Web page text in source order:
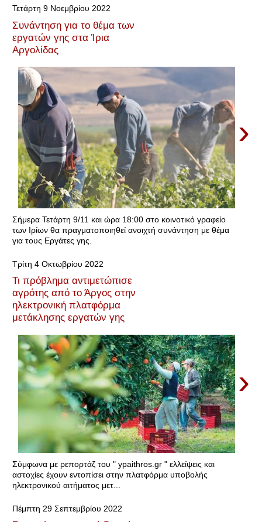
Τετάρτη 9 Νοεμβρίου 2022
Συνάντηση για το θέμα των
εργατών γης στα Ίρια
Αργολίδας
›
Σήμερα Τετάρτη 9/11 και ώρα 18:00 στο κοινοτικό γραφείο
των Ιρίων θα πραγματοποιηθεί ανοιχτή συνάντηση με θέμα
για τους Εργάτες γης.
Τρίτη 4 Οκτωβρίου 2022
Τι πρόβλημα αντιμετώπισε
αγρότης από το Άργος στην
ηλεκτρονική πλατφόρμα
μετάκλησης εργατών γης
›
Σύμφωνα με ρεπορτάζ του " ypaithros.gr " ελλείψεις και
αστοχίες έχουν εντοπίσει στην πλατφόρμα υποβολής
ηλεκτρονικού αιτήματος μετ...
Πέμπτη 29 Σεπτεμβρίου 2022